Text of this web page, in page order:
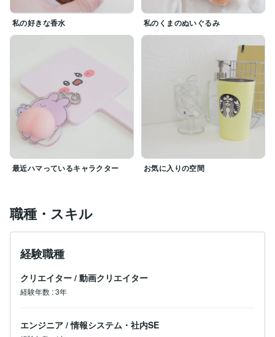
⋆ ✩ ⋆ ┄ ⋆ ✩ ⋆ ┄ ⋆ ✩ ⋆ ┄ ⋆ ✩ ⋆ ┄ ⋆ ✩ ⋆
私の好きな香水 私のくまのぬいぐるみ
最近ハマっているキャラクター お気に入りの空間
職種・スキル
経験職種
クリエイター / 動画クリエイター
経験年数 :3年
エンジニア / 情報システム・社内SE